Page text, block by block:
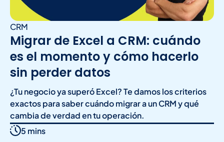
CRM
Migrar de Excel a CRM: cuándo
es el momento y cómo hacerlo
sin perder datos
¿Tu negocio ya superó Excel? Te damos los criterios
exactos para saber cuándo migrar a un CRM y qué
cambia de verdad en tu operación.
5 mins